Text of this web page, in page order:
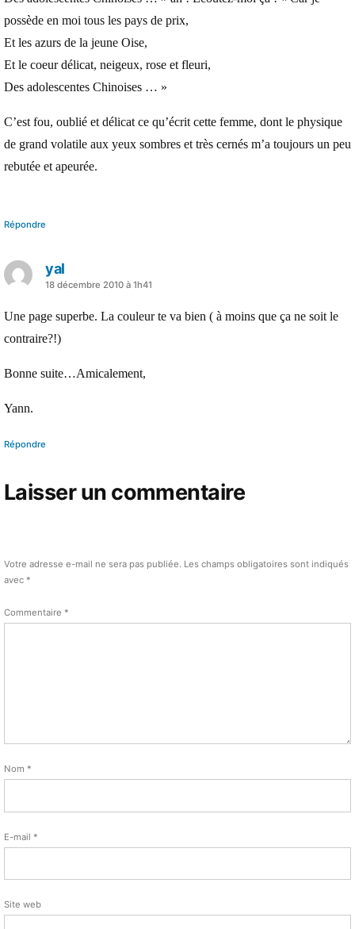
possède en moi tous les pays de prix,
Et les azurs de la jeune Oise,
Et le coeur délicat, neigeux, rose et fleuri,
Des adolescentes Chinoises … »
C’est fou, oublié et délicat ce qu’écrit cette femme, dont le physique
de grand volatile aux yeux sombres et très cernés m’a toujours un peu
rebutée et apeurée.
Répondre
yal
a
18 décembre 2010 à 1h41
Une page superbe. La couleur te va bien ( à moins que ça ne soit le
contraire?!)
Bonne suite…Amicalement,
Yann.
Répondre
Laisser un commentaire
Votre adresse e-mail ne sera pas publiée. Les champs obligatoires sont indiqués
avec *
Commentaire *
Nom *
E-mail *
Site web